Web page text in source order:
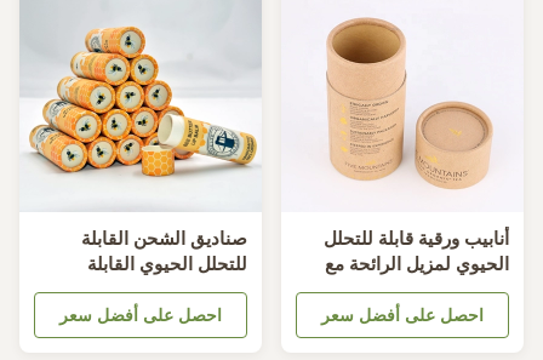
ورقية قابلة للتحلل
لمزيل الرائحة مع
وسادة مخملية إدراج
التصميم
احصل على أفضل سعر
صناديق الشحن القابلة
للتحلل الحيوي القابلة
للتحلل السماد 76 ملم ارتفاع
احصل على أفضل سعر